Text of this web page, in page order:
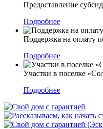
Предоставление
Подробнее
Поддержка на оплату
Подробнее
Участки в поселке
Подробнее